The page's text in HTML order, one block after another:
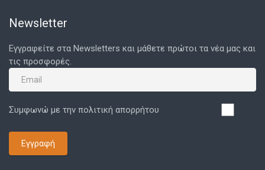
Newsletter
Εγγραφείτε στα Newsletters και μάθετε πρώτοι τα νέα μας και
τις προσφορές.
Συμφωνώ με την πολιτική απορρήτου
Εγγραφή